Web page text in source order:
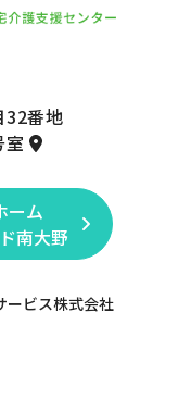
32番地
室
ーム
南大野
ビス株式会社